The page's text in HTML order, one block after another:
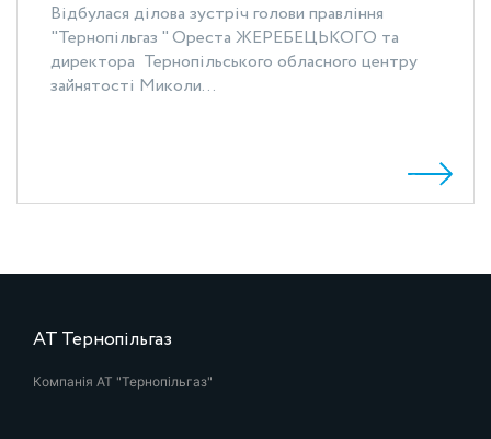
Відбулася ділова зустріч голови правління
"Тернопільгаз " Ореста ЖЕРЕБЕЦЬКОГО та
директора Тернопільського обласного центру
зайнятості Миколи...
АТ Тернопільгаз
Компанія АТ "Тернопільгаз"